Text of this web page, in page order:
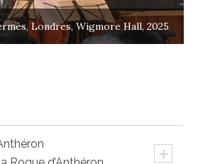
Londres, Wigmore Hall, 2025
+